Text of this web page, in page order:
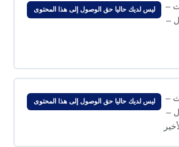
–
–
ليس لديك حاليا حق الوصول إلى هذا المحتوى
–
–
ليس لديك حاليا حق الوصول إلى هذا المحتوى